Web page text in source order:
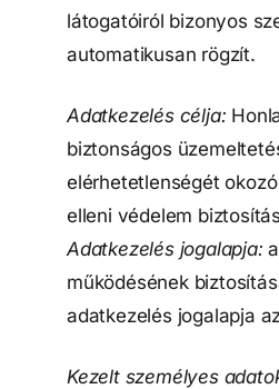
látogatóiról bizonyos
automatikusan rögzít.
Adatkezelés célja:
biztonságos
elérhetetlenségét
elleni védelem
Adatkezelés jogalapja:
működésének
adatkezelés jogalapja
Kezelt személyes